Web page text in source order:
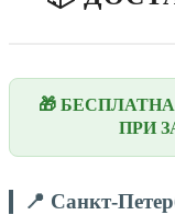
🎁
ПРИ
📍 Санкт-